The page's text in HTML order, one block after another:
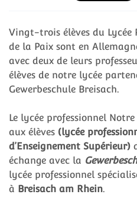
Vingt-trois élèves du Lycée
de la Paix sont en
avec deux de leurs
élèves de notre lycée
Gewerbeschule Breisach.
Le lycée professionnel
aux élèves (lycée
d’Enseignement Supérieur)
échange avec la
lycée professionnel
à Breisach am Rhein.